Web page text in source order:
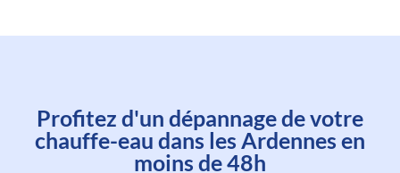
Prenez rendez-vous avec un
technicien en moins d'une
minute
Profitez d'un dépannage de votre
chauffe-eau dans les Ardennes en
moins de 48h